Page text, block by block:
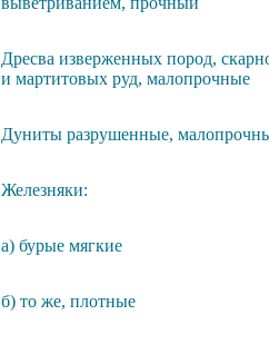
Дресва изверженных пород,
и мартитовых руд, малопрочные
Дуниты разрушенные,
Железняки:
а) бурые мягкие
б) то же, плотные